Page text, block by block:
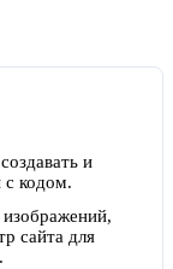
и
с кодом.
изображений,
сайта для